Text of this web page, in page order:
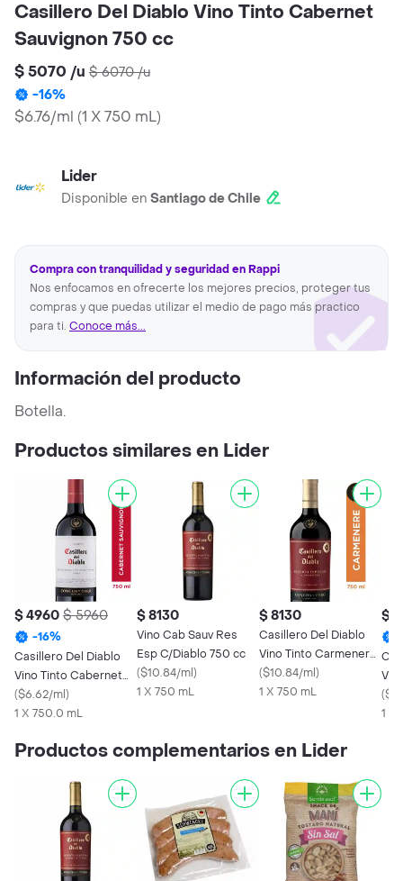
Casillero Del Diablo Vino Tinto Cabernet
Sauvignon 750 cc
$ 5070 /u $ 6070/u
-16%
$6.76/ml (1 X 750 mL)
Lider
Disponible en Santiago de Chile
Compra con tranquilidad y seguridad en Rappi
Nos enfocamos en ofrecerte los mejores precios, proteger tus
compras y que puedas utilizar el medio de pago más practico
para ti. Conoce más...
Información del producto
Botella.
Productos similares en Lider
$ 4960 $ 5960
-16%
Casillero Del Diablo
Vino Tinto Cabernet
Sauvignon 750 mL
($6.62/ml)
1 X 750.0 mL
$ 8130
Vino Cab Sauv Res
Esp C/Diablo 750 cc
($10.84/ml)
1 X 750 mL
$ 8130
Casillero Del Diablo
Vino Tinto Carmenere
Resrv. Especial 750 cc
($10.84/ml)
1 X 750 mL
$
(
1 X
Productos complementarios en Lider